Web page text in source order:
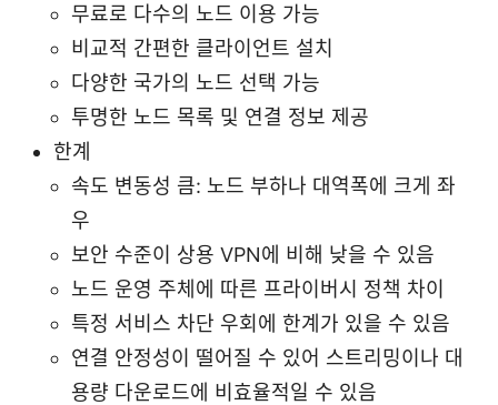
무료로 다수의 노드 이용 가능
비교적 간편한 클라이언트 설치
다양한 국가의 노드 선택 가능
투명한 노드 목록 및 연결 정보 제공
한계
속도 변동성 큼: 노드 부하나 대역폭에 크게 좌
우
보안 수준이 상용 VPN에 비해 낮을 수 있음
노드 운영 주체에 따른 프라이버시 정책 차이
특정 서비스 차단 우회에 한계가 있을 수 있음
연결 안정성이 떨어질 수 있어 스트리밍이나 대
용량 다운로드에 비효율적일 수 있음